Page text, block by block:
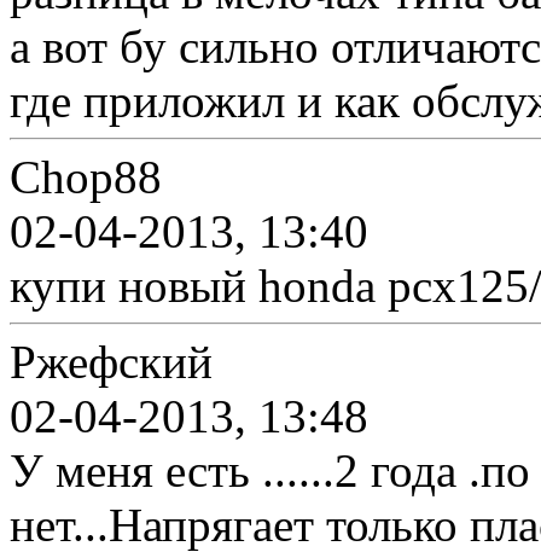
а вот бу сильно
где приложил и как
Chop88
02-04-2013, 13:40
купи новый honda
Ржефский
02-04-2013, 13:48
У меня есть ......2 года
нет...Напрягает только